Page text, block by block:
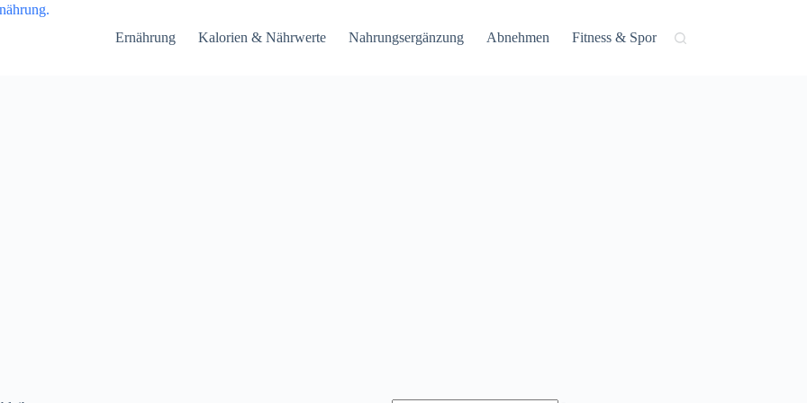
Ernährung Kalorien & Nährwerte Nahrungsergänzung Abnehmen Fitness & Sport Gesundheit